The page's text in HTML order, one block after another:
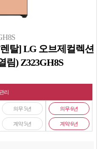
탈] LG 오브제컬렉션
림) Z323GH8S
리
의무 5년
계약 5년
의무 6년
계약 6년